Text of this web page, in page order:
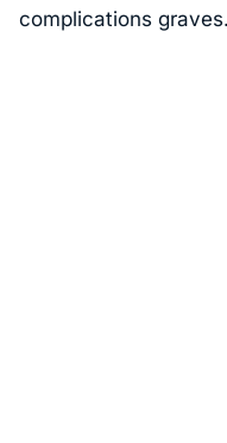
complications graves.